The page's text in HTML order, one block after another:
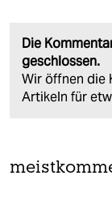
Die
geschlossen.
Wir öffnen die
Artikeln für